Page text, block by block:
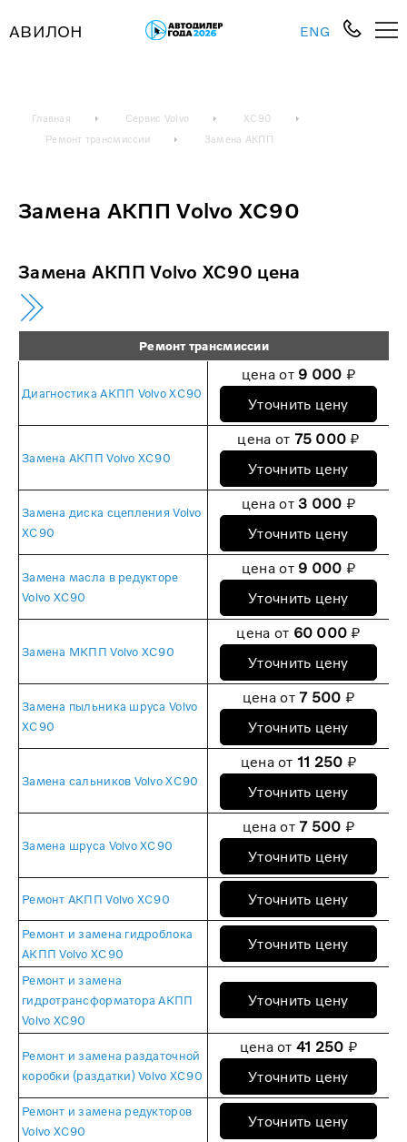
АВИЛОН ENG
Главная Сервис Volvo
XC90
Ремонт трансмиссии
Замена АКПП
Замена АКПП Volvo XC90
Замена АКПП Volvo XC90 цена
Ремонт трансмиссии
Диагностика АКПП Volvo XC90
цена от 9 000 ₽
Уточнить цену
Замена АКПП Volvo XC90
цена от 75 000 ₽
Уточнить цену
Замена диска сцепления Volvo
XC90
цена от3 000 ₽
Уточнить цену
Замена масла в редукторе
Volvo XC90
цена от 9 000 ₽
Уточнить цену
Замена МКПП Volvo XC90
цена от 60 000 ₽
Уточнить цену
Замена пыльника шруса Volvo
XC90
цена от7 500 ₽
Уточнить цену
Замена сальников Volvo XC90
цена от 11 250 ₽
Уточнить цену
Замена шруса Volvo XC90
цена от7 500 ₽
Уточнить цену
Ремонт АКПП Volvo XC90 Уточнить цену
Ремонт и замена гидроблока
АКПП Volvo XC90
Уточнить цену
Ремонт и замена
гидротрансформатора АКПП
Volvo XC90
Уточнить цену
Ремонт и замена раздаточной
коробки (раздатки) Volvo XC90
цена от 41 250 ₽
Уточнить цену
Ремонт и замена редукторов
Volvo XC90
Уточнить цену